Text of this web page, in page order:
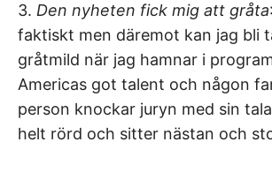
3. Den nyheten fick mig att gråta
faktiskt men däremot kan jag bli
gråtmild när jag hamnar i
Americas got talent och någon
person knockar juryn med sin
helt rörd och sitter nästan och